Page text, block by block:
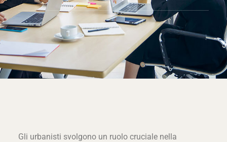
Gli urbanisti svolgono un ruolo cruciale nella